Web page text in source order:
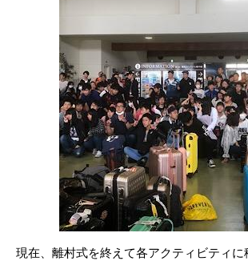
現在、離村式を終えて各アクティビティ